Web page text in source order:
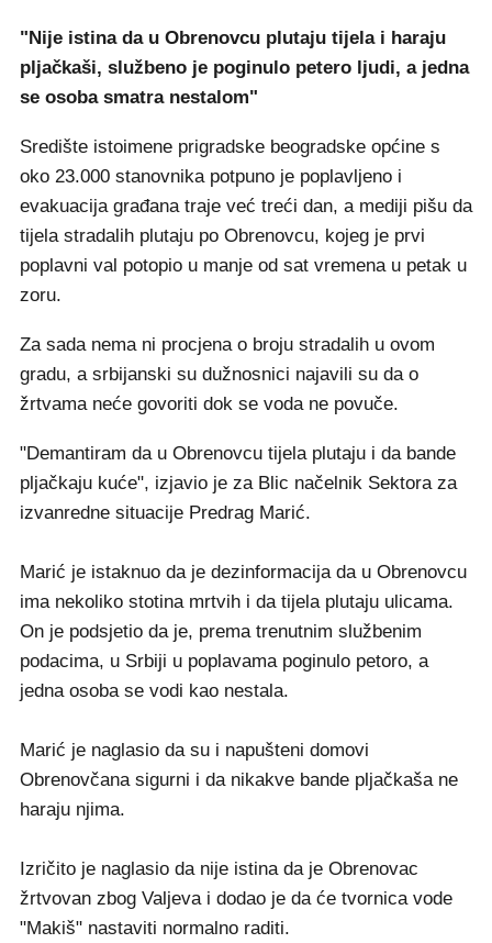
"Nije istina da u Obrenovcu plutaju tijela i haraju
pljačkaši, službeno je poginulo petero ljudi, a jedna
se osoba smatra nestalom"
Središte istoimene prigradske beogradske općine s
oko 23.000 stanovnika potpuno je poplavljeno i
evakuacija građana traje već treći dan, a mediji pišu da
tijela stradalih plutaju po Obrenovcu, kojeg je prvi
poplavni val potopio u manje od sat vremena u petak u
zoru.
Za sada nema ni procjena o broju stradalih u ovom
gradu, a srbijanski su dužnosnici najavili su da o
žrtvama neće govoriti dok se voda ne povuče.
"Demantiram da u Obrenovcu tijela plutaju i da bande
pljačkaju kuće", izjavio je za Blic načelnik Sektora za
izvanredne situacije Predrag Marić.
Marić je istaknuo da je dezinformacija da u Obrenovcu
ima nekoliko stotina mrtvih i da tijela plutaju ulicama.
On je podsjetio da je, prema trenutnim službenim
podacima, u Srbiji u poplavama poginulo petoro, a
jedna osoba se vodi kao nestala.
Marić je naglasio da su i napušteni domovi
Obrenovčana sigurni i da nikakve bande pljačkaša ne
haraju njima.
Izričito je naglasio da nije istina da je Obrenovac
žrtvovan zbog Valjeva i dodao je da će tvornica vode
"Makiš" nastaviti normalno raditi.